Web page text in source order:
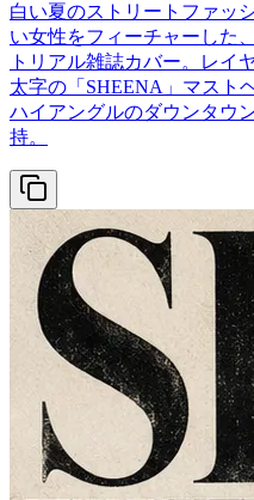
白い夏のストリートファッ
い女性をフィーチャーした
トリアル雑誌カバー。レイ
太字の「SHEENA」マスト
ハイアングルのダウンタウ
持。